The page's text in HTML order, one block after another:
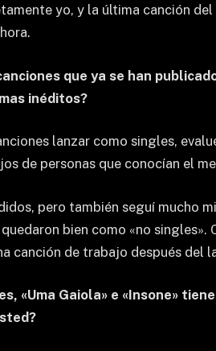
yo, y la última canción
que ya se han
inéditos?
lanzar como singles,
de personas que conocían el
pero también seguí mucho
bien como «no
canción de trabajo después del
«Uma Gaiola» e «Insone»